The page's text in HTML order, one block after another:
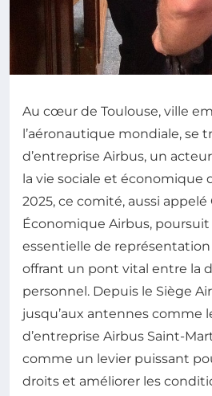
Au cœur de Toulouse, ville
l’aéronautique mondiale, se
d’entreprise Airbus, un
la vie sociale et économique
2025, ce comité, aussi
Économique Airbus, poursuit
essentielle de
offrant un pont vital entre la
personnel. Depuis le Siège
jusqu’aux antennes comme
d’entreprise Airbus Saint-
comme un levier puissant
droits et améliorer les